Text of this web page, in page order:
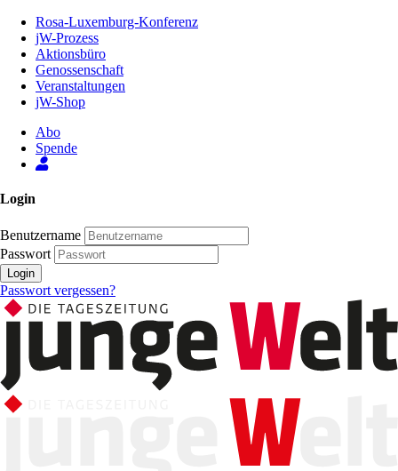
Inhalt
Seite
Rosa-Luxemburg-Konferenz
jW-Prozess
Aktionsbüro
Genossenschaft
Veranstaltungen
jW-Shop
Abo
Spende
Login
Benutzername
Passwort
Login
Passwort vergessen?